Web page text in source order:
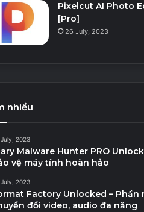
Pixelcut AI Photo
[Pro]
26 July, 2023
nhiều
2023
Malware Hunter PRO
vệ máy tính hoàn hảo
2023
Factory Unlocked – Phần
đổi video, audio đa năng